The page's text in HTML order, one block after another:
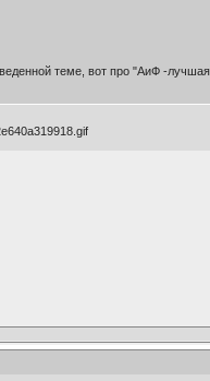
теме, вот про "АиФ -